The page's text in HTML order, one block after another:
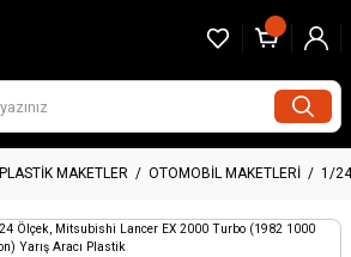
PLASTİK MAKETLER OTOMOBİL MAKETLERİ 1/